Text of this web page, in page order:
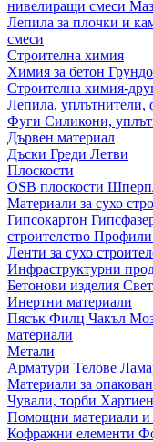
нивелиращи смеси
Лепила за плочки и
смеси
Строителна химия
Химия за бетон
Строителна химия-
Лепила, уплътнители,
Фуги Силикони,
Дървен материал
Дъски Греди Летви
Плоскости
OSB плоскости
Материали за сухо
Гипсокартон
строителство Профили
Ленти за сухо
Инфраструктурни
Бетонови изделия
Инертни материали
Пясък Филц Чакъл
материали
Метали
Арматури Телове
Материали за
Чували, торби
Помощни материали и
Кофражни елементи